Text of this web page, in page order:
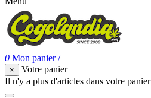
0 Mon panier/
×
Votre panier
Il n'y a plus d'articles dans votre panier